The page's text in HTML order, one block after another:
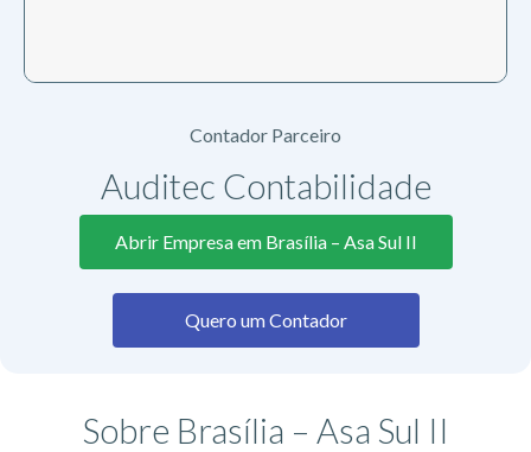
Contador Parceiro
Auditec Contabilidade
Abrir Empresa em Brasília – Asa Sul II
Quero um Contador
Sobre Brasília – Asa Sul II